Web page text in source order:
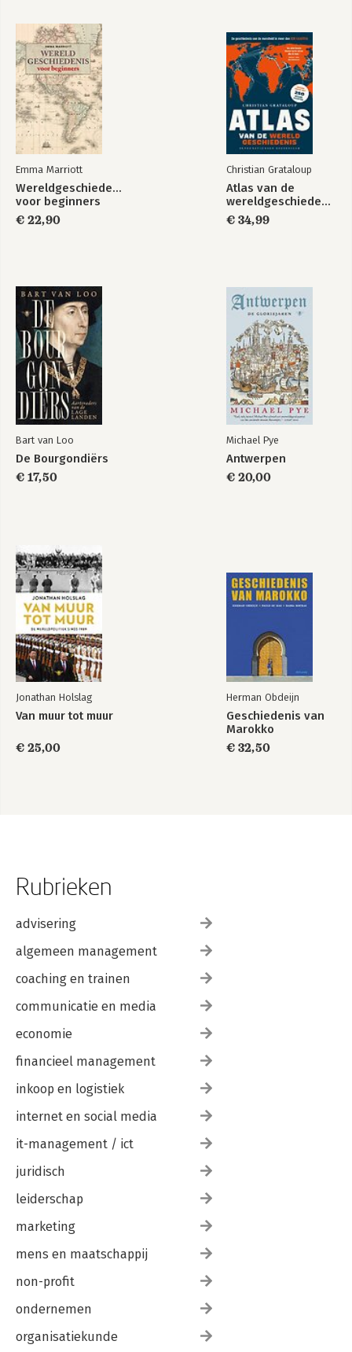
Ooggetuigen van
de Nederlandse
slavernij
Koloniaal
burgerschap
Bekijk alle boeken
Emma Marriott
Wereldgeschiedenis
voor beginners
€ 22,90
Christian Grataloup
Atlas van de
wereldgeschiedenis
€ 34,99
Bart van Loo
De Bourgondiërs
€ 17,50
Michael Pye
Antwerpen
€ 20,00
Jonathan Holslag
Van muur tot muur
€ 25,00
Herman Obdeijn
Geschiedenis van
Marokko
€ 32,50
Rubrieken
advisering
algemeen management
coaching en trainen
communicatie en media
economie
financieel management
inkoop en logistiek
internet en social media
it-management / ict
juridisch
leiderschap
marketing
mens en maatschappij
non-profit
ondernemen
organisatiekunde